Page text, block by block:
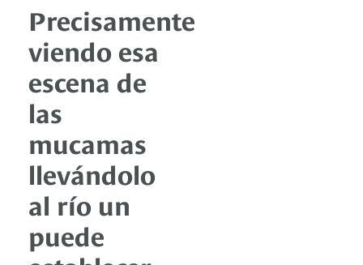
Precisamente
viendo esa
escena de
las
mucamas
llevándolo
al río un
puede